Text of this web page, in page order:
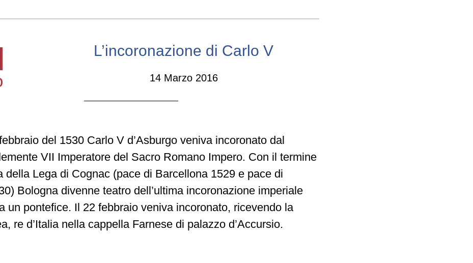
L’incoronazione di Carlo V
14 Marzo 2016
del 1530 Carlo V d’Asburgo veniva incoronato dal
VII Imperatore del Sacro Romano Impero. Con il termine
della Lega di Cognac (pace di Barcellona 1529 e pace di
Bologna divenne teatro dell’ultima incoronazione imperiale
un pontefice. Il 22 febbraio veniva incoronato, ricevendo la
re d’Italia nella cappella Farnese di palazzo d’Accursio.